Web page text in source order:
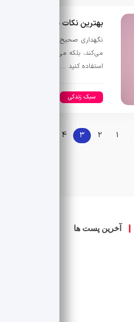
بهترین نکات برای حفظ عطر و
نگهداری صحیح از عطر و ادکلن نه
می‌کند، بلکه می‌تواند طول عمر عطر
استفاده کنید …
سبک زندکی
1
2
3
4
آخرین پست ها